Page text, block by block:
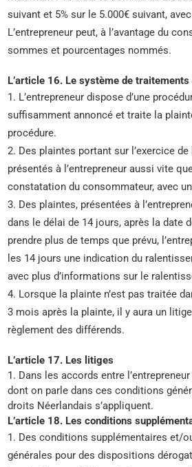
suivant et 5% sur le 5.000€ suivant,
L’entrepreneur peut, à l’avantage du
sommes et pourcentages nommés.
L’article 16. Le système de
1. L’entrepreneur dispose d’une
suffisamment annoncé et traite la
procédure.
2. Des plaintes portant sur l’exercice
présentés à l’entrepreneur aussi vite
constatation du consommateur, avec
3. Des plaintes, présentées à
dans le délai de 14 jours, après la date
prendre plus de temps que prévu,
les 14 jours une indication du
avec plus d’informations sur le
4. Lorsque la plainte n’est pas traitée
3 mois après la plainte, il y aura un
règlement des différends.
L’article 17. Les litiges
1. Dans les accords entre
dont on parle dans ces conditions
droits Néerlandais s’appliquent.
L’article 18. Les conditions
1. Des conditions supplémentaires et/
générales pour des dispositions